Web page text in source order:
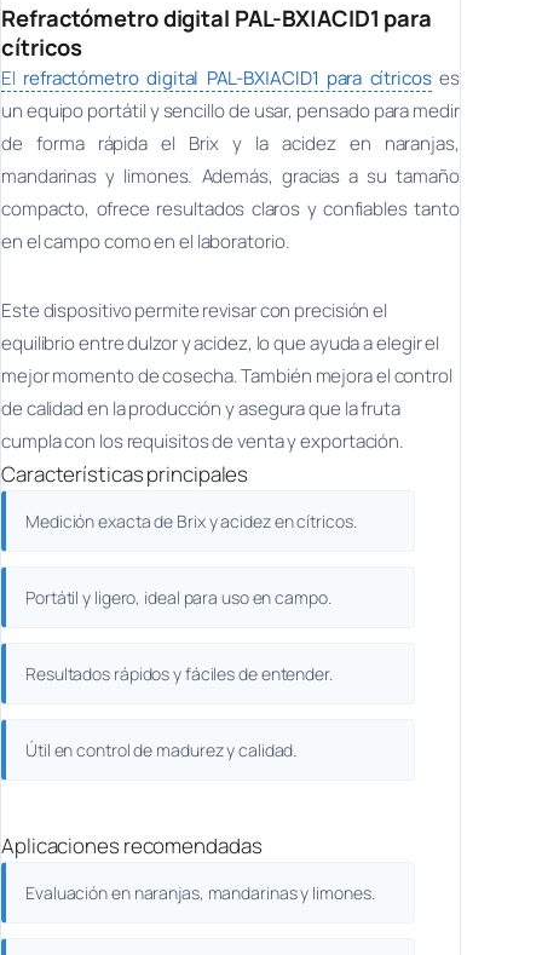
Refractómetro digital PAL-BX|ACID1 para
cítricos
El refractómetro digital PAL-BX|ACID1 para cítricoses
un equipo portátil y sencillo de usar, pensado para medir
de forma rápida el Brix y la acidez en naranjas,
mandarinas y limones. Además, gracias a su tamaño
compacto, ofrece resultados claros y confiables tanto
en el campo como en el laboratorio.
Este dispositivo permite revisar con precisión el
equilibrio entre dulzor y acidez, lo que ayuda a elegir el
mejor momento de cosecha. También mejora el control
de calidad en la producción y asegura que la fruta
cumpla con los requisitos de venta y exportación.
Características principales
Medición exacta de Brix y acidez en cítricos.
Portátil y ligero, ideal para uso en campo.
Resultados rápidos y fáciles de entender.
Útil en control de madurez y calidad.
Aplicaciones recomendadas
Evaluación en naranjas, mandarinas y limones.